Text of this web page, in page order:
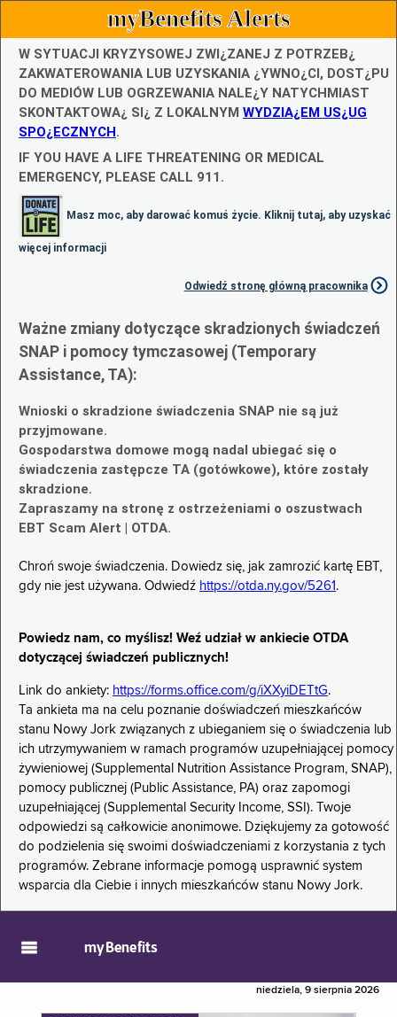
myBenefits Alerts
W SYTUACJI KRYZYSOWEJ ZWI¿ZANEJ Z POTRZEB¿
ZAKWATEROWANIA LUB UZYSKANIA ¿YWNO¿CI, DOST¿PU
DO MEDIÓW LUB OGRZEWANIA NALE¿Y NATYCHMIAST
SKONTAKTOWA¿ SI¿ Z LOKALNYM WYDZIA¿EM US¿UG
SPO¿ECZNYCH.
IF YOU HAVE A LIFE THREATENING OR MEDICAL
EMERGENCY, PLEASE CALL 911.
Masz moc, aby darować komuś życie. Kliknij tutaj, aby uzyskać
więcej informacji
Odwiedź stronę główną pracownika
Ważne zmiany dotyczące skradzionych świadczeń
SNAP i pomocy tymczasowej (Temporary
Assistance, TA):
Wnioski o skradzione świadczenia SNAP nie są już
przyjmowane.
Gospodarstwa domowe mogą nadal ubiegać się o
świadczenia zastępcze TA (gotówkowe), które zostały
skradzione.
Zapraszamy na stronę z ostrzeżeniami o oszustwach
EBT Scam Alert | OTDA.
Chroń swoje świadczenia. Dowiedz się, jak zamrozić kartę EBT,
gdy nie jest używana. Odwiedź https://otda.ny.gov/5261 .
Powiedz nam, co myślisz! Weź udział w ankiecie OTDA
dotyczącej świadczeń publicznych!
Link do ankiety: https://forms.office.com/g/iXXyiDETtG.
Ta ankieta ma na celu poznanie doświadczeń mieszkańców
stanu Nowy Jork związanych z ubieganiem się o świadczenia lub
ich utrzymywaniem w ramach programów uzupełniającej pomocy
żywieniowej (Supplemental Nutrition Assistance Program, SNAP),
pomocy publicznej (Public Assistance, PA) oraz zapomogi
uzupełniającej (Supplemental Security Income, SSI). Twoje
odpowiedzi są całkowicie anonimowe. Dziękujemy za gotowość
do podzielenia się swoimi doświadczeniami z korzystania z tych
programów. Zebrane informacje pomogą usprawnić system
wsparcia dla Ciebie i innych mieszkańców stanu Nowy Jork.
myBenefits
niedziela, 9 sierpnia 2026